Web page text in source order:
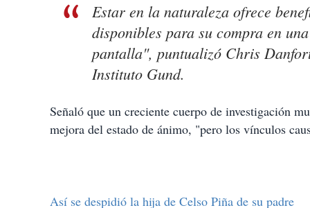
Estar en la naturaleza ofrece
disponibles para su compra en
pantalla", puntualizó Chris
Instituto Gund.
Señaló que un creciente cuerpo de investigación
mejora del estado de ánimo, "pero los vínculos
Así se despidió la hija de Celso Piña de su padre